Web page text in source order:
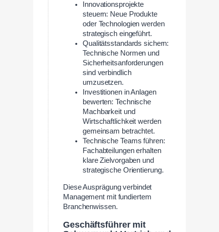
Innovationsprojekte
steuern: Neue Produkte
oder Technologien werden
strategisch eingeführt.
Qualitätsstandards sichern:
Technische Normen und
Sicherheitsanforderungen
sind verbindlich
umzusetzen.
Investitionen in Anlagen
bewerten: Technische
Machbarkeit und
Wirtschaftlichkeit werden
gemeinsam betrachtet.
Technische Teams führen:
Fachabteilungen erhalten
klare Zielvorgaben und
strategische Orientierung.
Diese Ausprägung verbindet
Management mit fundiertem
Branchenwissen.
Geschäftsführer mit